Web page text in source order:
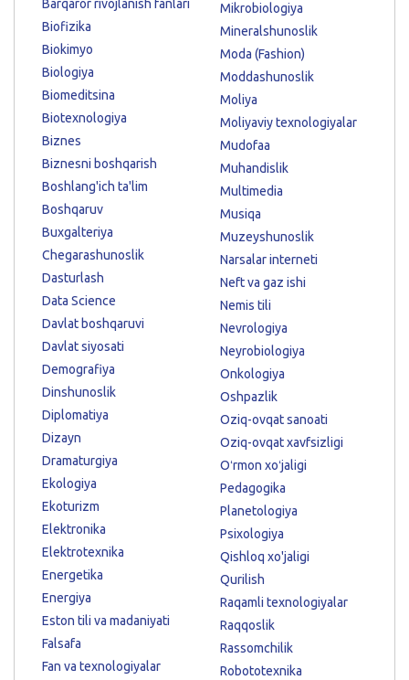
Barqaror rivojlanish fanlari
Biofizika
Biokimyo
Biologiya
Biomeditsina
Biotexnologiya
Biznes
Biznesni boshqarish
Boshlang'ich ta'lim
Boshqaruv
Buxgalteriya
Chegarashunoslik
Dasturlash
Data Science
Davlat boshqaruvi
Davlat siyosati
Demografiya
Dinshunoslik
Diplomatiya
Dizayn
Dramaturgiya
Ekologiya
Ekoturizm
Elektronika
Elektrotexnika
Energetika
Energiya
Eston tili va madaniyati
Falsafa
Fan va texnologiyalar
Mikrobiologiya
Mineralshunoslik
Moda (Fashion)
Moddashunoslik
Moliya
Moliyaviy texnologiyalar
Mudofaa
Muhandislik
Multimedia
Musiqa
Muzeyshunoslik
Narsalar interneti
Neft va gaz ishi
Nemis tili
Nevrologiya
Neyrobiologiya
Onkologiya
Oshpazlik
Oziq-ovqat sanoati
Oziq-ovqat xavfsizligi
Oʻrmon xoʻjaligi
Pedagogika
Planetologiya
Psixologiya
Qishloq xo'jaligi
Qurilish
Raqamli texnologiyalar
Raqqoslik
Rassomchilik
Robototexnika